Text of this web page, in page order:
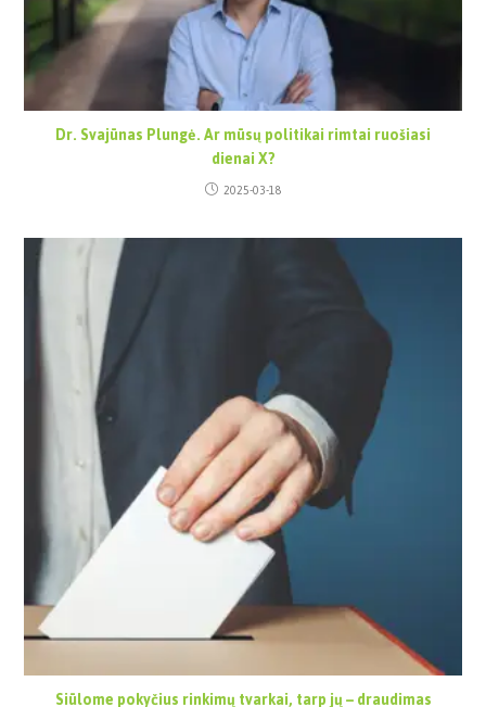
Dr. Svajūnas Plungė. Ar mūsų politikai rimtai ruošiasi
dienai X?
2025-03-18
Siūlome pokyčius rinkimų tvarkai, tarp jų – draudimas